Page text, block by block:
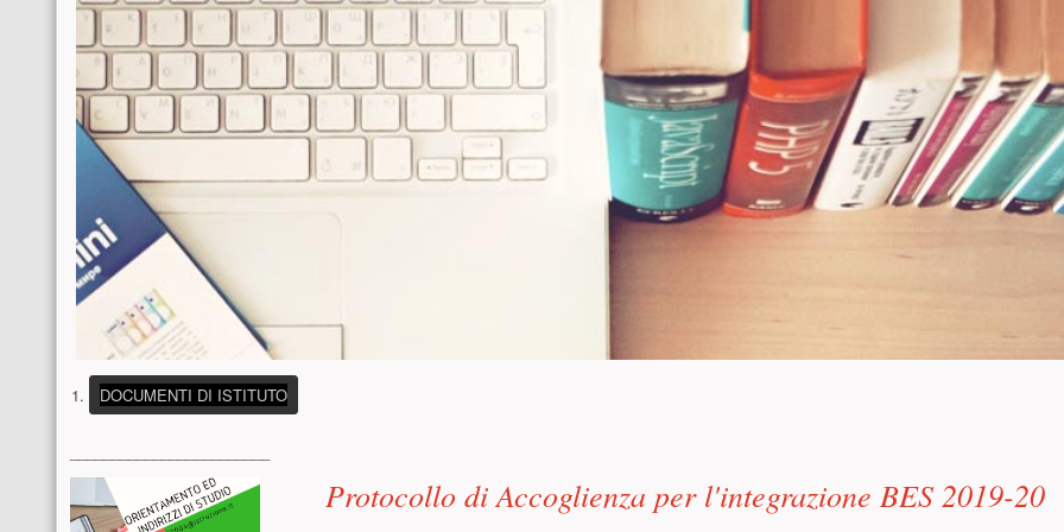
DOCUMENTI DI ISTITUTO(PULSANTE PRESENTAZIONE)
Menu laterale
Protocollo di Accoglienza per l'integrazione BES 2019-20